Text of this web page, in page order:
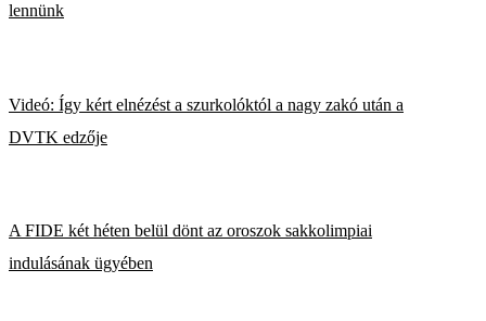
lennünk
Videó: Így kért elnézést a szurkolóktól a nagy zakó után a
DVTK edzője
A FIDE két héten belül dönt az oroszok sakkolimpiai
indulásának ügyében